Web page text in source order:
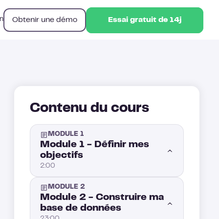
Obtenir une démo Essai gratuit de 14j
Essai gratuit de 14j
Contenu du cours
MODULE 1
Module 1 - Définir mes
objectifs
2:00
MODULE 2
Module 2 - Construire ma
base de données